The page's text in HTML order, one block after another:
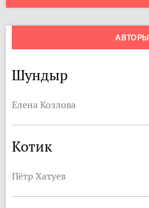
АВТОРЫ
Шундыр
Елена Козлова
Котик
Пётр Хатуев